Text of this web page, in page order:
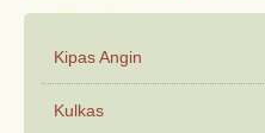
Online
Terbaik &
Kipas Angin
Kulkas